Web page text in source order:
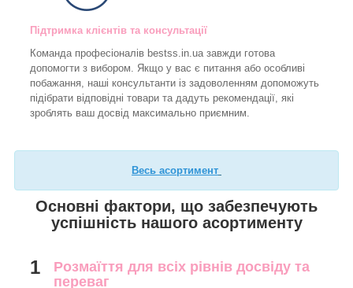
Підтримка клієнтів та консультації
Команда професіоналів bestss.in.ua завжди готова
допомогти з вибором. Якщо у вас є питання або особливі
побажання, наші консультанти із задоволенням допоможуть
підібрати відповідні товари та дадуть рекомендації, які
зроблять ваш досвід максимально приємним.
Весь асортимент
Основні фактори, що забезпечують
успішність нашого асортименту
1
Розмаїття для всіх рівнів досвіду та
переваг